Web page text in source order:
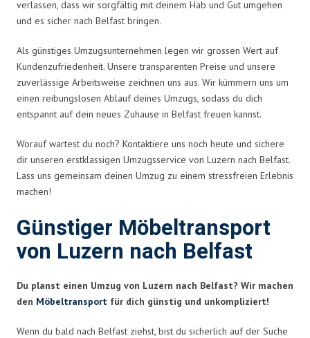
verlassen, dass wir sorgfältig mit deinem Hab und Gut umgehen
und es sicher nach Belfast bringen.
Als günstiges Umzugsunternehmen legen wir grossen Wert auf
Kundenzufriedenheit. Unsere transparenten Preise und unsere
zuverlässige Arbeitsweise zeichnen uns aus. Wir kümmern uns um
einen reibungslosen Ablauf deines Umzugs, sodass du dich
entspannt auf dein neues Zuhause in Belfast freuen kannst.
Worauf wartest du noch? Kontaktiere uns noch heute und sichere
dir unseren erstklassigen Umzugsservice von Luzern nach Belfast.
Lass uns gemeinsam deinen Umzug zu einem stressfreien Erlebnis
machen!
Günstiger Möbeltransport
von Luzern nach Belfast
Du planst einen Umzug von Luzern nach Belfast? Wir machen
den Möbeltransport für dich günstig und unkompliziert!
Wenn du bald nach Belfast ziehst, bist du sicherlich auf der Suche